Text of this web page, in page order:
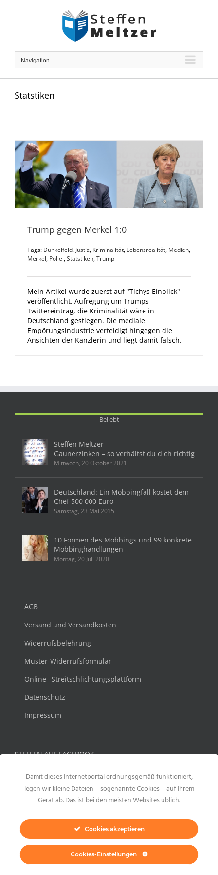
Navigation ...
Statstiken
Trump gegen Merkel 1:0
Tags: Dunkelfeld,Justiz, Kriminalität, Lebensrealität, Medien,
Merkel, Poliei,Statstiken,Trump
Mein Artikel wurde zuerst auf "Tichys Einblick"
veröffentlicht. Aufregung um Trumps
Twittereintrag, die Kriminalität wäre in
Deutschland gestiegen. Die mediale
Empörungsindustrie verteidigt hingegen die
Ansichten der Kanzlerin und liegt damit falsch.
Beliebt
Steffen Meltzer
Gaunerzinken – so verhältst du dich richtig
Mittwoch, 20 Oktober 2021
Deutschland: Ein Mobbingfall kostet dem
Chef 500 000 Euro
Samstag, 23 Mai 2015
10 Formen des Mobbings und 99 konkrete
Mobbinghandlungen
Montag, 20 Juli 2020
AGB
Versand und Versandkosten
Widerrufsbelehrung
Muster-Widerrufsformular
Online –Streitschlichtungsplattform
Datenschutz
Impressum
STEFFEN AUF FACEBOOK
Damit dieses Internetportal ordnungsgemäß funktioniert,
legen wir kleine Dateien – sogenannte Cookies – auf Ihrem
Gerät ab. Das ist bei den meisten Websites üblich.
Cookies akzeptieren
Cookies-Einstellungen